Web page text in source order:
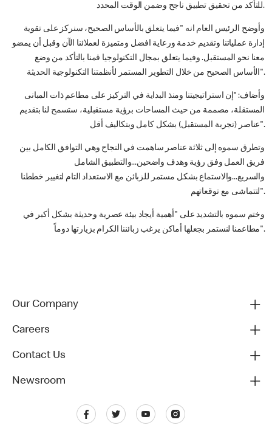
للتأكد من تحقيق تطبيق ناجح وضمن الوقت المحدد.
وأوضح الرئيس العام انه "فيما يتعلق بالأساس الصحيح، سنركز على تقوية
إدارة عملياتنا وتقديم خدمة ورعاية افضل ومتميزة لعملائنا الآن وقبل أن يمضو
معنا نحو المستقبل. وفيما يتعلق بمجال التكنولوجيا قمنا بالتأكد من وضع
الأساس الصحيح من خلال التطوير المستمر لأنظمتنا التكنولوجية الحديثة".
وأضاف: “إن استراتيجيتنا ومنذ البداية في التركيز على مطاعم ذات المبانى
المستقلة، مصممة من حيث المساحات برؤية مستقبلية، ستسمح لنا بتقديم
عناصر (تجربة المستقبل) بشكل كامل وبتكاليف أقل".
وتطرق سموه إلى ثلاثة عناصر ساهمت في النجاح وهي التوافق الكامل بين
فريق العمل وفق رؤية وهدف واضحين...والتطبيق الشامل
والسريع...والاستماع بشكل مستمر للزبائن مع الاستعداد التام لتغيير خططنا
لتتماشى مع توقعاتهم".
وختم سموه بالتشديد على "أهمية أيجاد بيئة عصرية وحديثة بشكل أكبر في
مطاعمنا لنستمر بجعلها أماكن يرغب زبائننا الكرام بزيارتها دوماً".
Our Company
Careers
Contact Us
Newsroom